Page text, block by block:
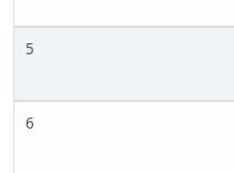
5
6